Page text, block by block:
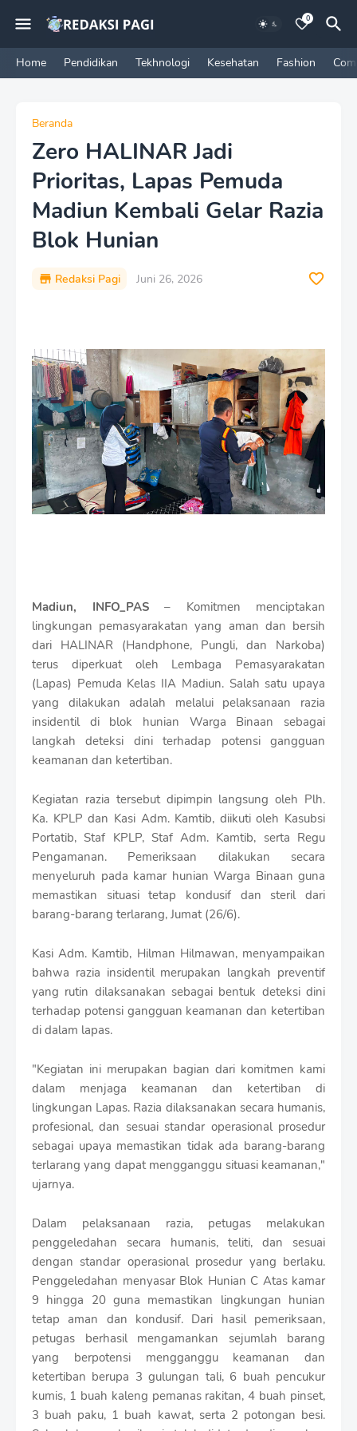
0
Home Pendidikan Tekhnologi Kesehatan Fashion
Beranda
Zero HALINAR Jadi
Prioritas, Lapas Pemuda
Madiun Kembali Gelar Razia
Blok Hunian
Redaksi Pagi Juni 26, 2026
Madiun, INFO_PAS– Komitmen menciptakan
lingkungan pemasyarakatan yang aman dan bersih
dari HALINAR (Handphone, Pungli, dan Narkoba)
terus diperkuat oleh Lembaga Pemasyarakatan
(Lapas) Pemuda Kelas IIA Madiun. Salah satu upaya
yang dilakukan adalah melalui pelaksanaan razia
insidentil di blok hunian Warga Binaan sebagai
langkah deteksi dini terhadap potensi gangguan
keamanan dan ketertiban.
Kegiatan razia tersebut dipimpin langsung oleh Plh.
Ka. KPLP dan Kasi Adm. Kamtib, diikuti oleh Kasubsi
Portatib, Staf KPLP, Staf Adm. Kamtib, serta Regu
Pengamanan. Pemeriksaan dilakukan secara
menyeluruh pada kamar hunian Warga Binaan guna
memastikan situasi tetap kondusif dan steril dari
barang-barang terlarang, Jumat (26/6).
Kasi Adm. Kamtib, Hilman Hilmawan, menyampaikan
bahwa razia insidentil merupakan langkah preventif
yang rutin dilaksanakan sebagai bentuk deteksi dini
terhadap potensi gangguan keamanan dan ketertiban
di dalam lapas.
"Kegiatan ini merupakan bagian dari komitmen kami
dalam menjaga keamanan dan ketertiban di
lingkungan Lapas. Razia dilaksanakan secara humanis,
profesional, dan sesuai standar operasional prosedur
sebagai upaya memastikan tidak ada barang-barang
terlarang yang dapat mengganggu situasi keamanan,"
ujarnya.
Dalam pelaksanaan razia, petugas melakukan
penggeledahan secara humanis, teliti, dan sesuai
dengan standar operasional prosedur yang berlaku.
Penggeledahan menyasar Blok Hunian C Atas kamar
9 hingga 20 guna memastikan lingkungan hunian
tetap aman dan kondusif. Dari hasil pemeriksaan,
petugas berhasil mengamankan sejumlah barang
yang berpotensi mengganggu keamanan dan
ketertiban berupa 3 gulungan tali, 6 buah pencukur
kumis, 1 buah kaleng pemanas rakitan, 4 buah pinset,
3 buah paku, 1 buah kawat, serta 2 potongan besi.
i
u
m
B
y
R
u
s
h
a
g
n
W
i
t
h
S
h
r
o
f
f
e
m
l
a
t
e
s